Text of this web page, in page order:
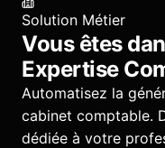
Solution Métier
Vous êtes
Expertise
Automatisez la
cabinet comptable.
dédiée à votre